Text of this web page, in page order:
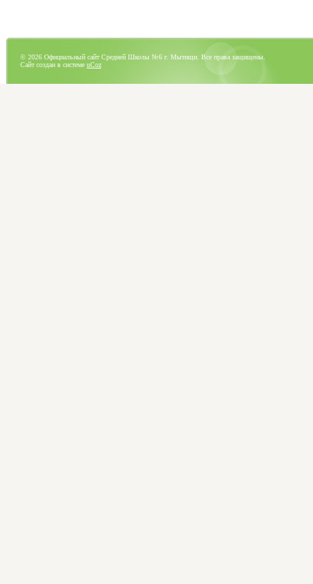
© 2026 Официальный сайт Средней Школы №6 г. Мытищи. Все права защищены.
Сайт создан в системе uCoz